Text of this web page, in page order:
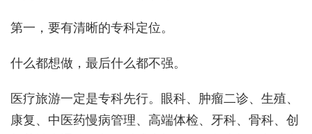
第一，要有清晰的专科定位。
什么都想做，最后什么都不强。
医疗旅游一定是专科先行。眼科、肿瘤二诊、生殖、
康复、中医药慢病管理、高端体检、牙科、骨科、创